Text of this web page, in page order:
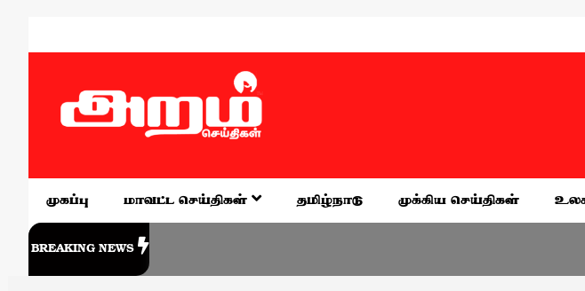
முகப்பு மாவட்ட செய்திகள் தமிழ்நாடு முக்கிய செய்திகள்
BREAKING NEWS